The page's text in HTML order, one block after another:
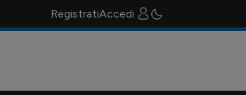
RegistratiAccedi